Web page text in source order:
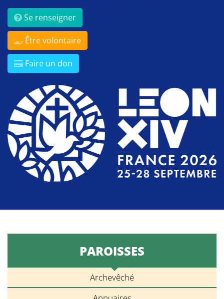
Se renseigner
Être volontaire
Faire un don
PAROISSES
Archevêché